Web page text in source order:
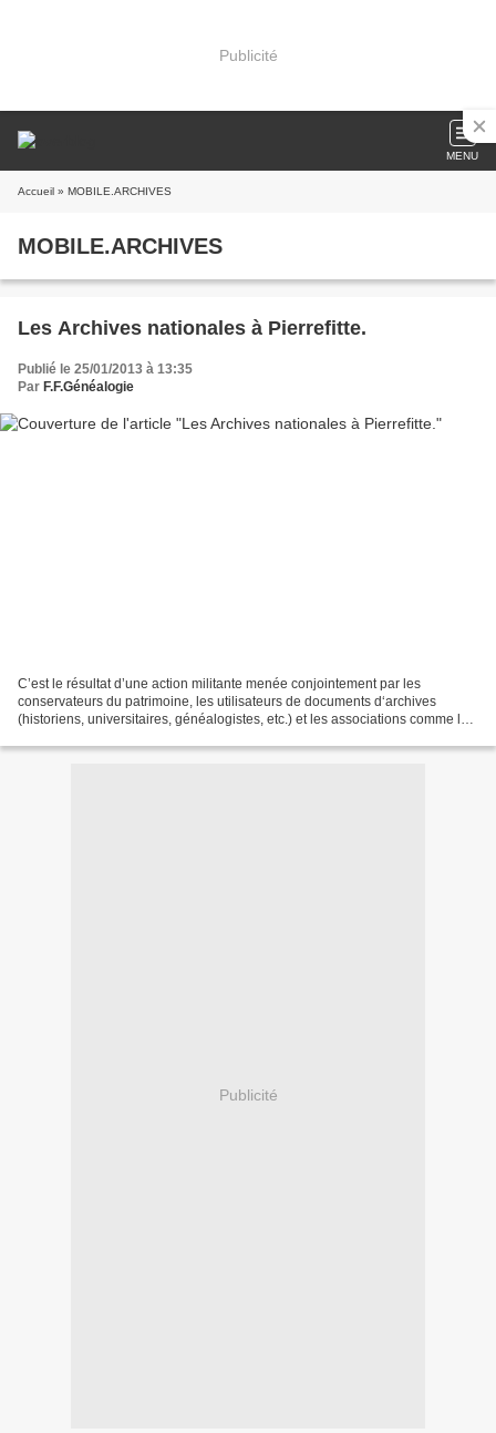
Publicité
MENU
Accueil » MOBILE.ARCHIVES
MOBILE.ARCHIVES
Les Archives nationales à Pierrefitte.
Publié le 25/01/2013 à 13:35
Par F.F.Généalogie
C’est le résultat d’une action militante menée conjointement par les
conservateurs du patrimoine, les utilisateurs de documents d‘archives
(historiens, universitaires, généalogistes, etc.) et les associations comme la
Publicité